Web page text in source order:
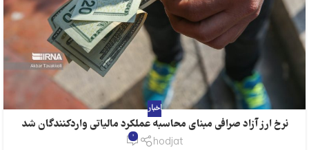
اخبار
نرخ ارز آزاد صرافی مبنای محاسبه عملکرد مالیاتی واردکنندگان شد
hodjat
0